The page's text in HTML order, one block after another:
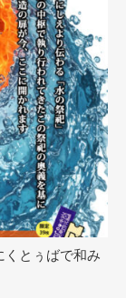
とぅばで和み